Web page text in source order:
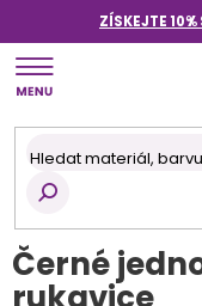
obsah
ZÍSKEJTE 10%
Černé